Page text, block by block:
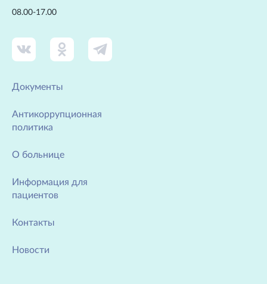
08.00-17.00
Документы
Антикоррупционная
политика
О больнице
Информация для
пациентов
Контакты
Новости